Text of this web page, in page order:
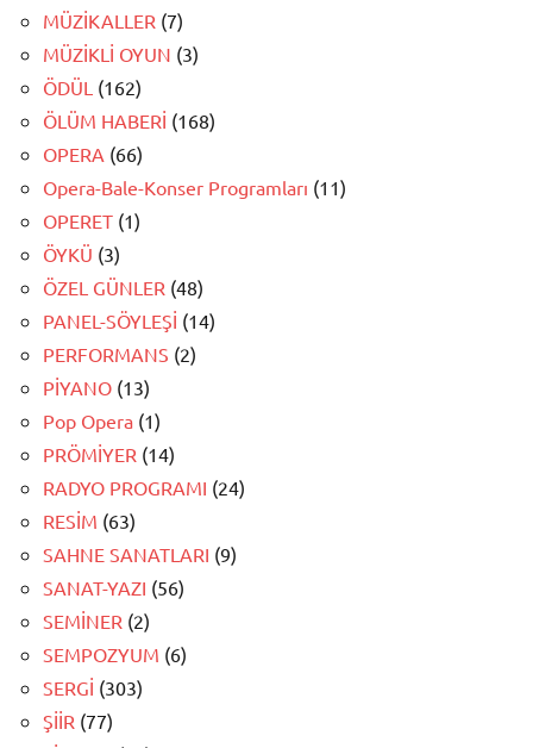
MÜZİKALLER (7)
MÜZİKLİ OYUN (3)
ÖDÜL (162)
ÖLÜM HABERİ (168)
OPERA (66)
Opera-Bale-Konser Programları (11)
OPERET (1)
ÖYKÜ (3)
ÖZEL GÜNLER (48)
PANEL-SÖYLEŞİ (14)
PERFORMANS (2)
PİYANO (13)
Pop Opera (1)
PRÖMİYER (14)
RADYO PROGRAMI (24)
RESİM (63)
SAHNE SANATLARI (9)
SANAT-YAZI (56)
SEMİNER (2)
SEMPOZYUM (6)
SERGİ (303)
ŞİİR (77)